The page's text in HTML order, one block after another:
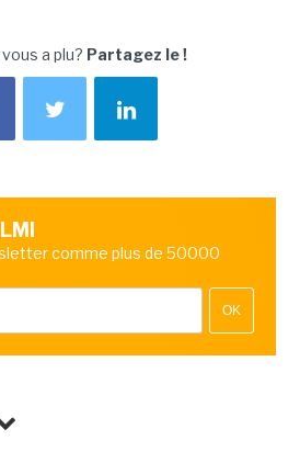
a plu? Partagez le !
comme plus de 50000
OK